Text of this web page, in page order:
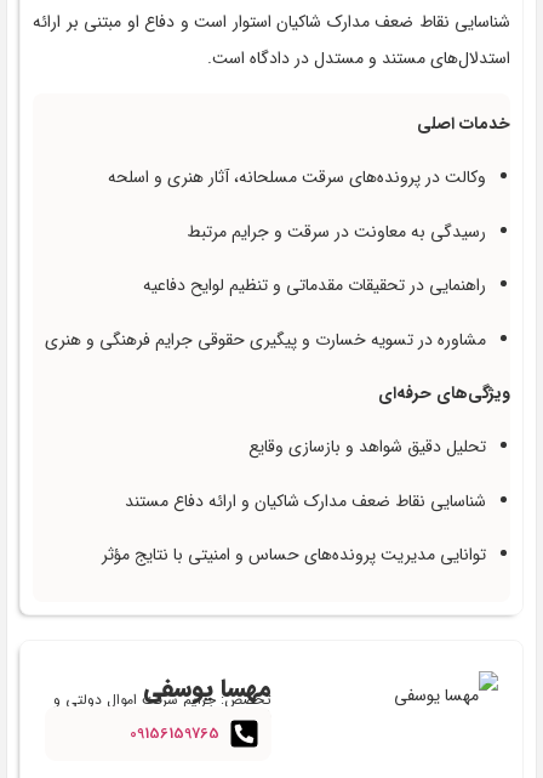
شناسایی نقاط ضعف مدارک شاکیان استوار است و دفاع او مبتنی بر ارائه
استدلال‌های مستند و مستدل در دادگاه است.
خدمات اصلی
وکالت در پرونده‌های سرقت مسلحانه، آثار هنری و اسلحه
رسیدگی به معاونت در سرقت و جرایم مرتبط
راهنمایی در تحقیقات مقدماتی و تنظیم لوایح دفاعیه
مشاوره در تسویه خسارت و پیگیری حقوقی جرایم فرهنگی و هنری
ویژگی‌های حرفه‌ای
تحلیل دقیق شواهد و بازسازی وقایع
شناسایی نقاط ضعف مدارک شاکیان و ارائه دفاع مستند
توانایی مدیریت پرونده‌های حساس و امنیتی با نتایج مؤثر
مهسا یوسفی
تخصص: جرایم سرقت اموال دولتی و
فرهنگی
09156159765